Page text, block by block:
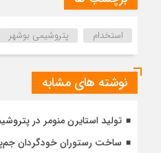
استخدام پتروشیمی بوشهر
نوشته های مشابه
تولید استایرن منومر در